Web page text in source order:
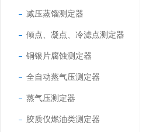
减压蒸馏测定器
倾点、凝点、冷滤点测定器
铜银片腐蚀测定器
全自动蒸气压测定器
蒸气压测定器
胶质仪燃油类测定器